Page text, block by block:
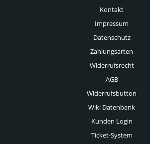
Kontakt
Impressum
Datenschutz
Zahlungsarten
Widerrufsrecht
AGB
Widerrufsbutton
Wiki Datenbank
Kunden Login
Ticket-System